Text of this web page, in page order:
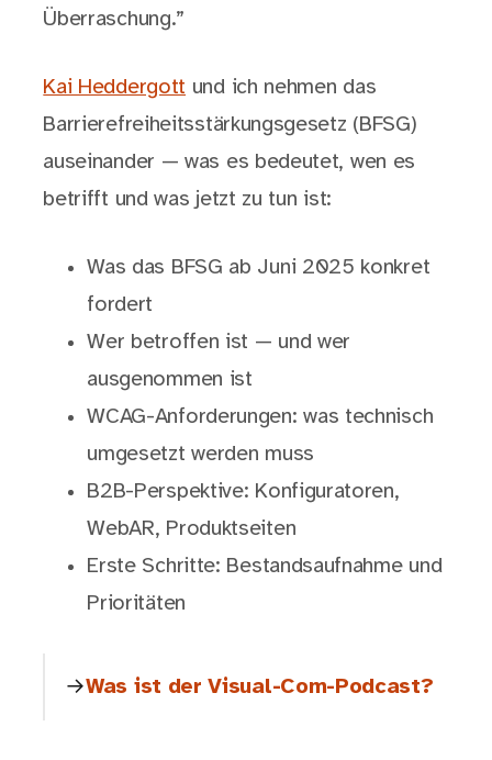
Überraschung.”
Kai Heddergott und ich nehmen das
Barrierefreiheitsstärkungsgesetz (BFSG)
auseinander — was es bedeutet, wen es
betrifft und was jetzt zu tun ist:
Was das BFSG ab Juni 2025 konkret
fordert
Wer betroffen ist — und wer
ausgenommen ist
WCAG-Anforderungen: was technisch
umgesetzt werden muss
B2B-Perspektive: Konfiguratoren,
WebAR, Produktseiten
Erste Schritte: Bestandsaufnahme und
Prioritäten
Was ist der Visual-Com-Podcast?